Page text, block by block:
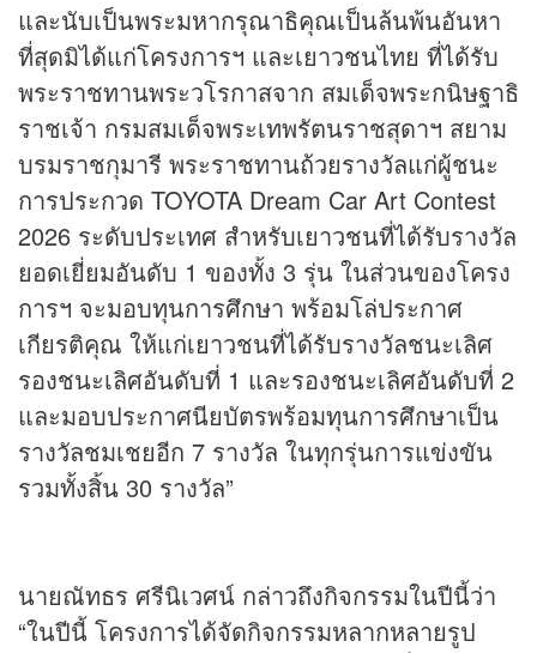
และนับเป็นพระมหากรุณาธิคุณเป็นล้นพ้นอันหา
ที่สุดมิได้แก่โครงการฯ และเยาวชนไทย ที่ได้รับ
พระราชทานพระวโรกาสจาก สมเด็จพระกนิษฐาธิ
ราชเจ้า กรมสมเด็จพระเทพรัตนราชสุดาฯ สยาม
บรมราชกุมารี พระราชทานถ้วยรางวัลแก่ผู้ชนะ
การประกวด TOYOTA Dream Car Art Contest
2026 ระดับประเทศ สำหรับเยาวชนที่ได้รับรางวัล
ยอดเยี่ยมอันดับ 1 ของทั้ง 3 รุ่น ในส่วนของโครง
การฯ จะมอบทุนการศึกษา พร้อมโล่ประกาศ
เกียรติคุณ ให้แก่เยาวชนที่ได้รับรางวัลชนะเลิศ
รองชนะเลิศอันดับที่ 1 และรองชนะเลิศอันดับที่ 2
และมอบประกาศนียบัตรพร้อมทุนการศึกษาเป็น
รางวัลชมเชยอีก 7 รางวัล ในทุกรุ่นการแข่งขัน
รวมทั้งสิ้น 30 รางวัล”
นายณัทธร ศรีนิเวศน์ กล่าวถึงกิจกรรมในปีนี้ว่า
“ในปีนี้ โครงการได้จัดกิจกรรมหลากหลายรูป